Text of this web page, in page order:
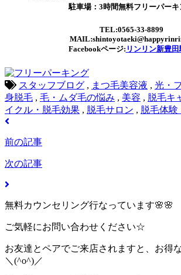
駐車場：3時間無料フリーパーキ
TEL:0565-33-8899
Facebookページ: リンリン新豊田
スタッフブログ , まつ毛美容液 , 光・
身脱毛 , 毛・ムダ毛の悩み , 美容 , 脱毛キ
イクル・脱毛効果 , 脱毛サロン , 脱毛体験
前の記事
次の記事
無料カウンセリング行なっています🌸🌸
ご気軽にお問い合わせください☆
お友達とペアでご来店されますと、お得
＼(^o^)／